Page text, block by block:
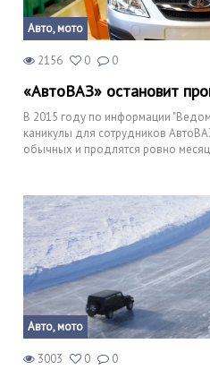
Авто, мото
2156 0 0
«АвтоВАЗ» остановит
В 2015 году по информации
каникулы для сотрудников
обычных и продлятся ровно
Авто, мото
3003 0 0